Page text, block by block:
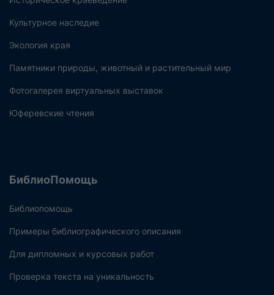
Культурное наследие
Экология края
Памятники природы, животный и растительный мир
Фотогалерея виртуальных выставок
Юферевские чтения
БиблиоПомощь
Библиопомощь
Примеры библиографического описания
Для дипломных и курсовых работ
Проверка текста на уникальность